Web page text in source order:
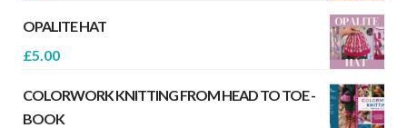
OPALITE HAT
£5.00
COLORWORK KNITTING FROM HEAD TO TOE -
BOOK